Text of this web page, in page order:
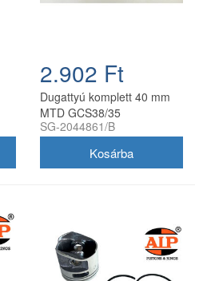
2.902 Ft
Dugattyú komplett 40 mm
MTD GCS38/35
láncfűrészhez
SG-2044861/B